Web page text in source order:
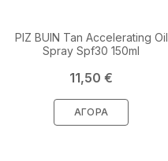
PIZ BUIN Tan Accelerating Oil
Spray Spf30 150ml
Τιμή
11,50 €
ΑΓΟΡΆ